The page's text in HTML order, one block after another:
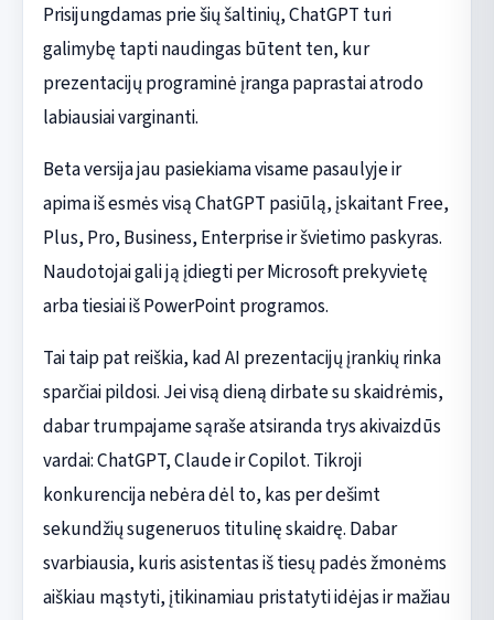
Prisijungdamas prie šių šaltinių, ChatGPT turi
galimybę tapti naudingas būtent ten, kur
prezentacijų programinė įranga paprastai atrodo
labiausiai varginanti.
Beta versija jau pasiekiama visame pasaulyje ir
apima iš esmės visą ChatGPT pasiūlą, įskaitant Free,
Plus, Pro, Business, Enterprise ir švietimo paskyras.
Naudotojai gali ją įdiegti per Microsoft prekyvietę
arba tiesiai iš PowerPoint programos.
Tai taip pat reiškia, kad AI prezentacijų įrankių rinka
sparčiai pildosi. Jei visą dieną dirbate su skaidrėmis,
dabar trumpajame sąraše atsiranda trys akivaizdūs
vardai: ChatGPT, Claude ir Copilot. Tikroji
konkurencija nebėra dėl to, kas per dešimt
sekundžių sugeneruos titulinę skaidrę. Dabar
svarbiausia, kuris asistentas iš tiesų padės žmonėms
aiškiau mąstyti, įtikinamiau pristatyti idėjas ir mažiau